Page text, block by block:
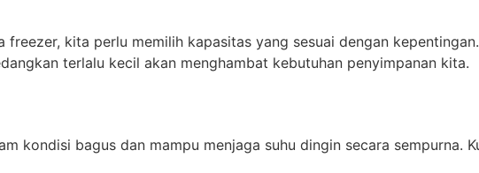
freezer, kita perlu memilih kapasitas yang sesuai dengan
terlalu kecil akan menghambat kebutuhan penyimpanan kita.
kondisi bagus dan mampu menjaga suhu dingin secara sempurna.